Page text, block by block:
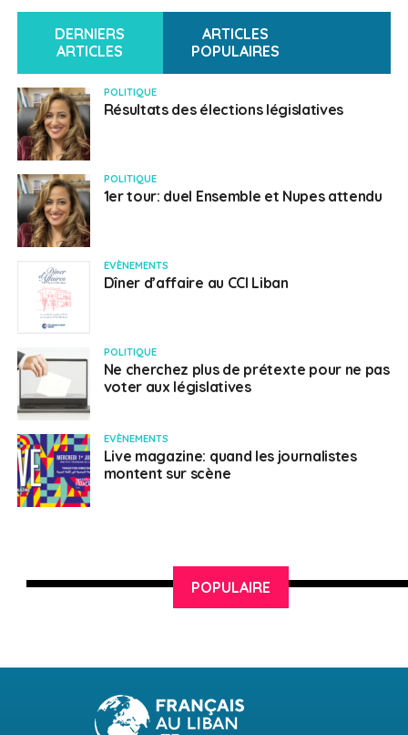
DERNIERS
ARTICLES
ARTICLES
POPULAIRES
POLITIQUE
Résultats des élections législatives
POLITIQUE
1er tour: duel Ensemble et Nupes attendu
EVÈNEMENTS
Dîner d’affaire au CCI Liban
POLITIQUE
Ne cherchez plus de prétexte pour ne pas
voter aux législatives
EVÈNEMENTS
Live magazine: quand les journalistes
montent sur scène
POPULAIRE